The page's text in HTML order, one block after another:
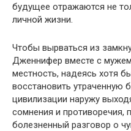
будущее отражаются не
личной жизни.
Чтобы вырваться из
Дженнифер вместе с
местность, надеясь хотя
восстановить утраченную
цивилизации наружу
сомнения и противоречия,
болезненный разговор о